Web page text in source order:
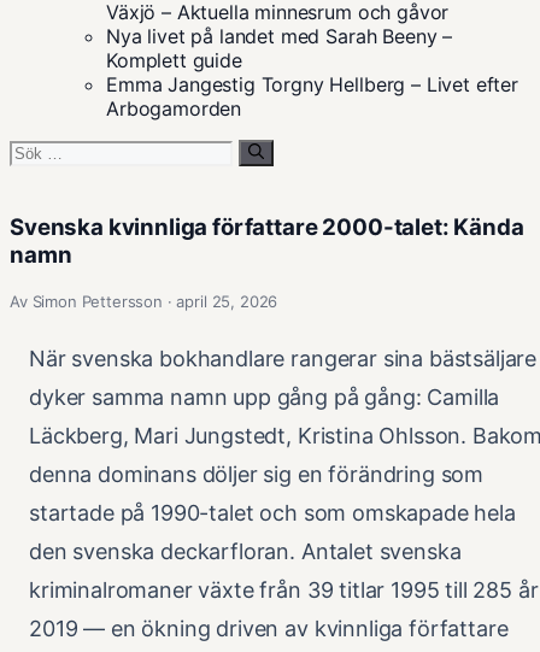
Växjö – Aktuella minnesrum och gåvor
Nya livet på landet med Sarah Beeny –
Komplett guide
Emma Jangestig Torgny Hellberg – Livet efter
Arbogamorden
Sök
Svenska kvinnliga författare 2000-talet: Kända
namn
Av Simon Pettersson · april 25, 2026
När svenska bokhandlare rangerar sina bästsäljare
dyker samma namn upp gång på gång: Camilla
Läckberg, Mari Jungstedt, Kristina Ohlsson.
denna dominans döljer sig en förändring som
startade på 1990-talet och som omskapade hela
den svenska deckarfloran. Antalet svenska
kriminalromaner växte från 39 titlar 1995 till 285 år
2019 — en ökning driven av kvinnliga författare